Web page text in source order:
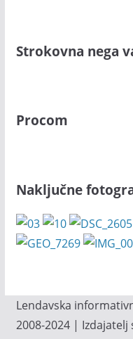
Strokovna nega
Procom
Naključne
Lendavska
2008-2024 |